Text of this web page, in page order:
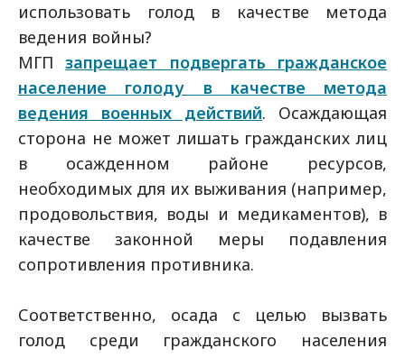
использовать голод в качестве метода
ведения войны?
МГПзапрещает подвергать гражданское
население голоду в качестве метода
ведения военных действий. Осаждающая
сторона не может лишать гражданских лиц
в осажденном районе ресурсов,
необходимых для их выживания (например,
продовольствия, воды и медикаментов), в
качестве законной меры подавления
сопротивления противника.
Соответственно, осада с целью вызвать
голод среди гражданского населения